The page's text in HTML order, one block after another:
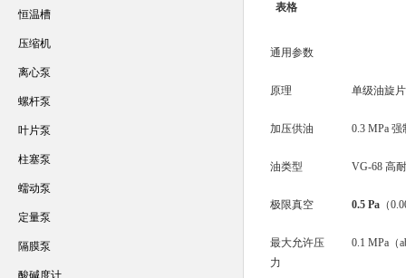
表格
通用参数
原理 单级油旋
加压供油 0.3 MPa
油类型 VG-68 高
极限真空 0.5 Pa（
最大允许压
力
0.1 MPa（
恒温槽
压缩机
离心泵
螺杆泵
叶片泵
柱塞泵
蠕动泵
定量泵
隔膜泵
酸碱度计